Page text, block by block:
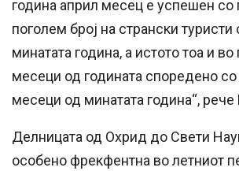
година април месец е успешен со
поголем број на странски
минатата година, а истото тоа и
месеци од годината споредено со
месеци од минатата година“,
Делницата од Охрид до Свети
особено фрекфентна во летниот